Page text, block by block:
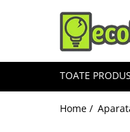
Toate Produsele
Surse de iluminat
Surse de iluminat
TOATE
Home /